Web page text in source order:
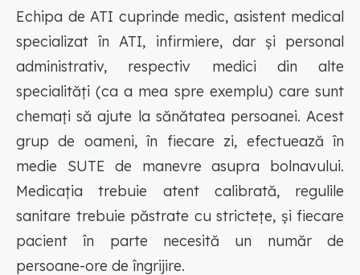
Echipa de ATI cuprinde medic, asistent medical
specializat în ATI, infirmiere, dar și personal
administrativ, respectiv medici din alte
specialități (ca a mea spre exemplu) care sunt
chemați să ajute la sănătatea persoanei. Acest
grup de oameni, în fiecare zi, efectuează în
medie SUTE de manevre asupra bolnavului.
Medicația trebuie atent calibrată, regulile
sanitare trebuie păstrate cu strictețe, și fiecare
pacient în parte necesită un număr de
persoane-ore de îngrijire.